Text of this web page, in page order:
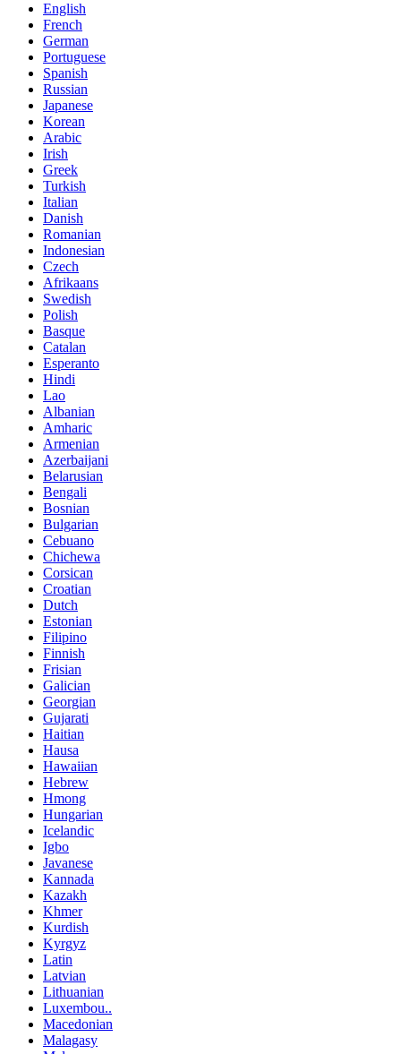
English
French
German
Portuguese
Spanish
Russian
Japanese
Korean
Arabic
Irish
Greek
Turkish
Italian
Danish
Romanian
Indonesian
Czech
Afrikaans
Swedish
Polish
Basque
Catalan
Esperanto
Hindi
Lao
Albanian
Amharic
Armenian
Azerbaijani
Belarusian
Bengali
Bosnian
Bulgarian
Cebuano
Chichewa
Corsican
Croatian
Dutch
Estonian
Filipino
Finnish
Frisian
Galician
Georgian
Gujarati
Haitian
Hausa
Hawaiian
Hebrew
Hmong
Hungarian
Icelandic
Igbo
Javanese
Kannada
Kazakh
Khmer
Kurdish
Kyrgyz
Latin
Latvian
Lithuanian
Luxembou..
Macedonian
Malagasy